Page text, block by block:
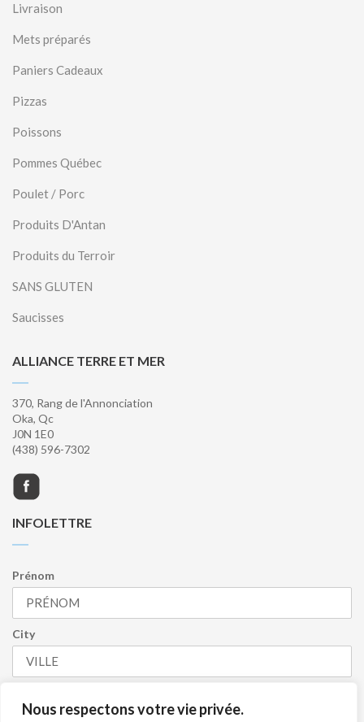
Nous respectons votre vie privée.
Livraison
Mets préparés
Paniers Cadeaux
Pizzas
Poissons
Pommes Québec
Poulet / Porc
Produits D'Antan
Produits du Terroir
SANS GLUTEN
Saucisses
ALLIANCE TERRE ET MER
370, Rang de l'Annonciation
Oka, Qc
J0N 1E0
(438) 596-7302
INFOLETTRE
Prénom
City